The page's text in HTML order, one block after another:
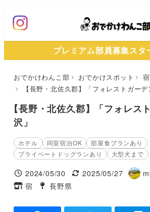
ン
プレミアム部員募集スタ
おでかけわんこ部 おでかけスポット 宿
【長野・北佐久郡】「フォレストガーデ
【長野・北佐久郡】「フォレス
沢」
ホテル 同室宿泊OK
部屋食プランあり
プライベートドッグランあり
大型犬まで
投稿日
2024/05/30
更新日
2025/05/27
著
タグ
宿
タグ
長野県